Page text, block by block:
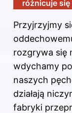
różnicuje się
Przyjrzyjmy
rozgrywa się
wdychamy
naszych
działają
fabryki